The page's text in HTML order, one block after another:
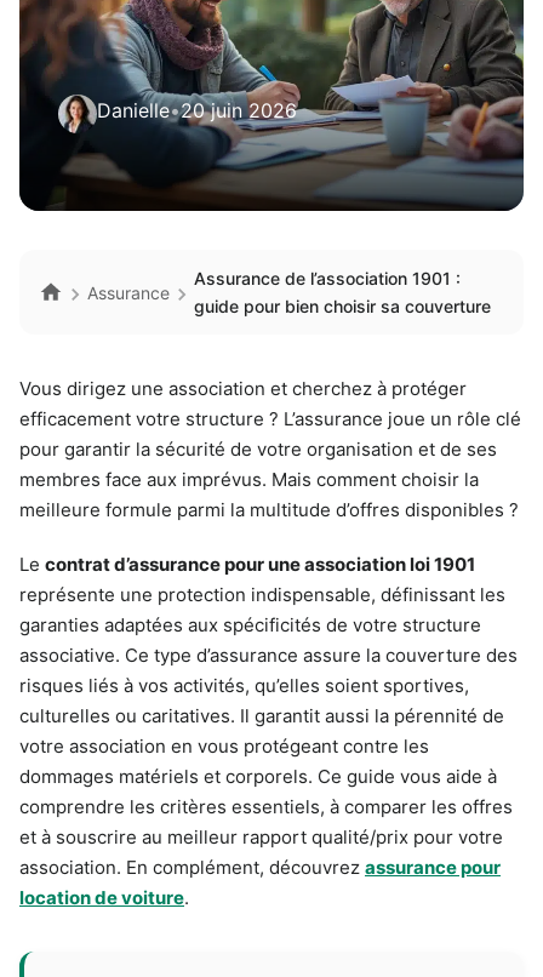
Danielle•20 juin 2026
Assurance
Assurance de l’association 1901 :
guide pour bien choisir sa couverture
Vous dirigez une association et cherchez à protéger
efficacement votre structure ? L’assurance joue un rôle clé
pour garantir la sécurité de votre organisation et de ses
membres face aux imprévus. Mais comment choisir la
meilleure formule parmi la multitude d’offres disponibles ?
Le contrat d’assurance pour une association loi 1901
représente une protection indispensable, définissant les
garanties adaptées aux spécificités de votre structure
associative. Ce type d’assurance assure la couverture des
risques liés à vos activités, qu’elles soient sportives,
culturelles ou caritatives. Il garantit aussi la pérennité de
votre association en vous protégeant contre les
dommages matériels et corporels. Ce guide vous aide à
comprendre les critères essentiels, à comparer les offres
et à souscrire au meilleur rapport qualité/prix pour votre
association. En complément, découvrez assurance pour
location de voiture.